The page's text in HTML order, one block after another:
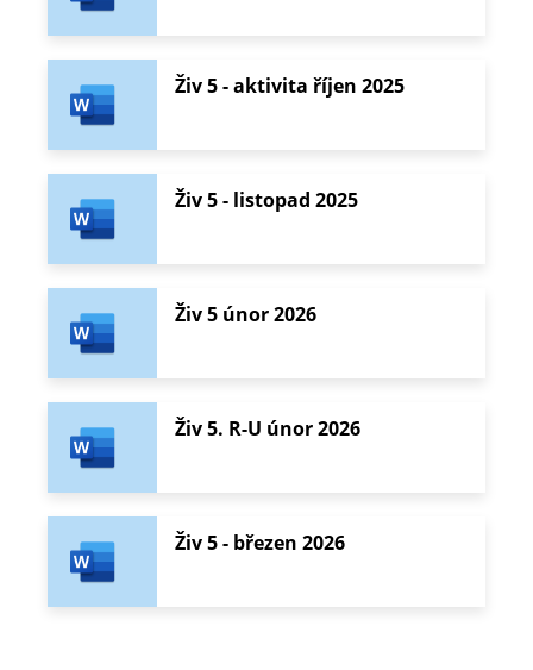
Živ 5 - aktivita říjen 2025
Živ 5 - listopad 2025
Živ 5 únor 2026
Živ 5. R-U únor 2026
Živ 5 - březen 2026